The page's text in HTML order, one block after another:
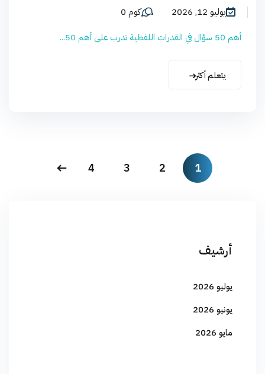
يوليو 12, 2026
كوم 0
أهم 50 سؤال في القدرات اللفظية تدرب على أهم 50...
يتعلم أكثر
1
2
3
4
أرشيف
يوليو 2026
يونيو 2026
مايو 2026